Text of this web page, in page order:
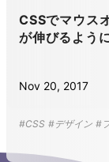
CSSでマウス
が伸びるよう
Nov 20, 2017
#CSS #デザイン #